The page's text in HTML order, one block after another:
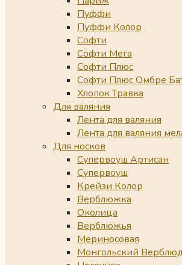
Пуффи
Пуффи Колор
Софти
Софти Мега
Софти Плюс
Софти Плюс Омбре
Хлопок Травка
Для валяния
Лента для валяния
Лента для валяния
Для носков
Супервоуш Артисан
Супервоуш
Крейзи Колор
Верблюжка
Околица
Верблюжья
Мериносовая
Монгольский Верблюд